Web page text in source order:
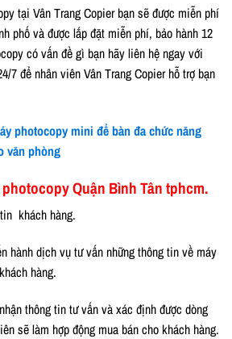
tại Vân Trang Copier bạn sẽ được miễn phí
phố và được lắp đặt miễn phí, bảo hành 12
có vấn đề gì bạn hãy liên hệ ngay với
7 để nhân viên Vân Trang Copier hỗ trợ bạn
photocopy mini để bàn đa chức năng
văn phòng
Quận Bình Tân tphcm.
khách hàng.
hành dịch vụ tư vấn những thông tin về máy
hàng.
thông tin tư vấn và xác định được dòng
sẽ làm hợp động mua bán cho khách hàng.